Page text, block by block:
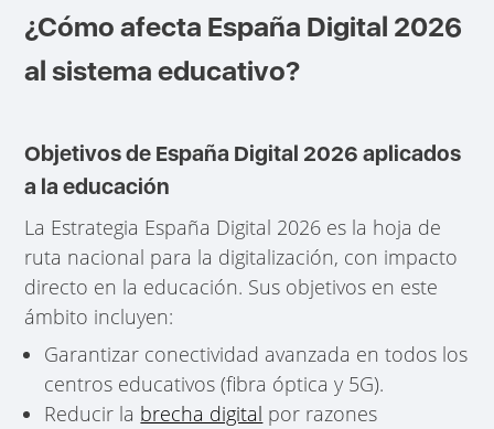
¿Cómo afecta España Digital 2026
al sistema educativo?
Objetivos de España Digital 2026 aplicados
a la educación
La Estrategia España Digital 2026 es la hoja de
ruta nacional para la digitalización, con impacto
directo en la educación. Sus objetivos en este
ámbito incluyen:
Garantizar conectividad avanzada en todos los
centros educativos (fibra óptica y 5G).
Reducir la brecha digital por razones